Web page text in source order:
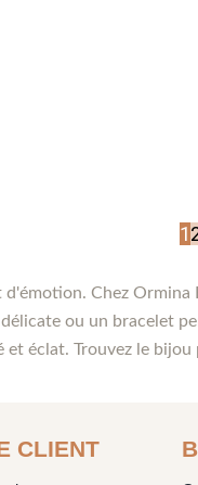
1
Chez
ou un bracelet
éclat. Trouvez le
CLIENT